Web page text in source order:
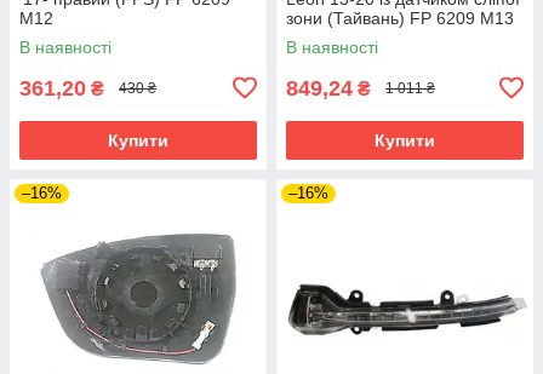
M12
В наявності
361,20 ₴ 430 ₴
Купити
зони (Тайвань) FP 6209 M13
В наявності
849,24 ₴ 1 011 ₴
Купити
–16% –16%